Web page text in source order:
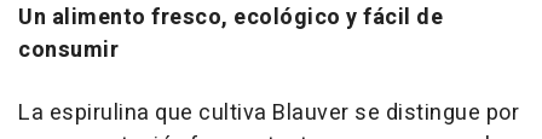
Un alimento fresco, ecológico y fácil de
consumir
La espirulina que cultiva Blauver se distingue por